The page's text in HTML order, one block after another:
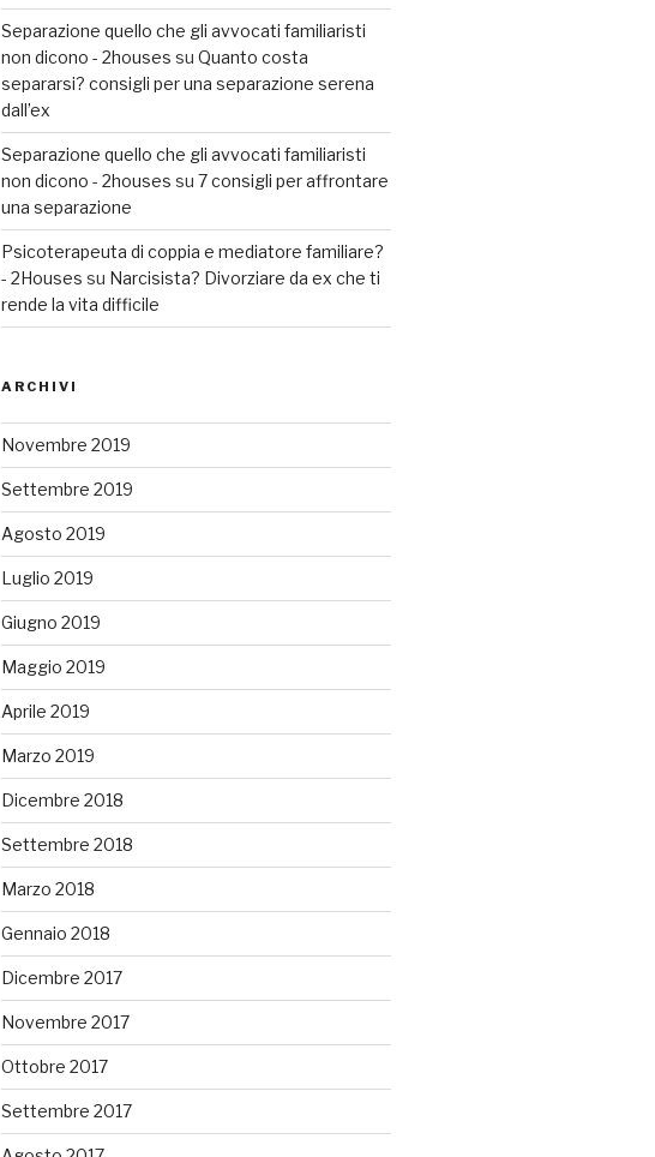
Separazione quello che gli avvocati familiaristi
non dicono - 2houses su Quanto costa
separarsi? consigli per una separazione serena
dall’ex
Separazione quello che gli avvocati familiaristi
non dicono - 2houses su 7 consigli per affrontare
una separazione
Psicoterapeuta di coppia e mediatore familiare?
- 2Houses su Narcisista? Divorziare da ex che ti
rende la vita difficile
ARCHIVI
Novembre 2019
Settembre 2019
Agosto 2019
Luglio 2019
Giugno 2019
Maggio 2019
Aprile 2019
Marzo 2019
Dicembre 2018
Settembre 2018
Marzo 2018
Gennaio 2018
Dicembre 2017
Novembre 2017
Ottobre 2017
Settembre 2017